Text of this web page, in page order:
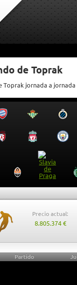
de Toprak
Toprak jornada a jornada
Precio actual:
8.805.374 €
Partido